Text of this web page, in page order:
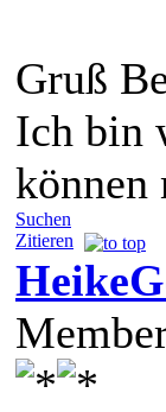
Gruß
Ich bin
können
Suchen
Zitieren